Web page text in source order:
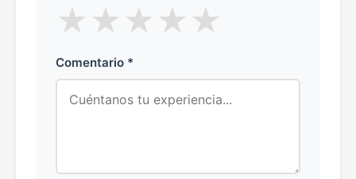
★
★
★
★
★
Comentario *